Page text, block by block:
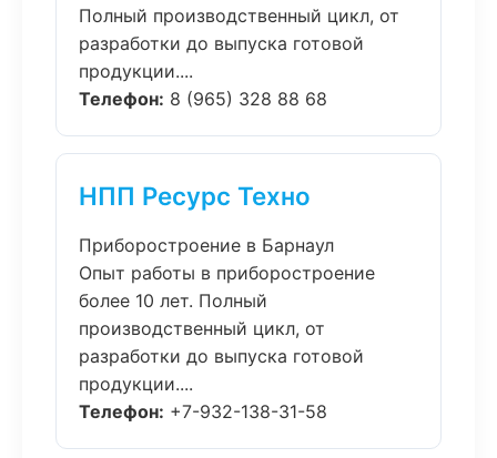
Полный производственный цикл, от
разработки до выпуска готовой
продукции....
Телефон: 8 (965) 328 88 68
НПП Ресурс Техно
Приборостроение в Барнаул
Опыт работы в приборостроение
более 10 лет. Полный
производственный цикл, от
разработки до выпуска готовой
продукции....
Телефон: +7-932-138-31-58